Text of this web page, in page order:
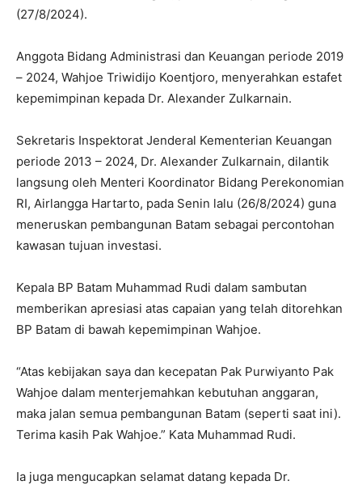
(27/8/2024).
Anggota Bidang Administrasi dan Keuangan periode 2019
– 2024, Wahjoe Triwidijo Koentjoro, menyerahkan estafet
kepemimpinan kepada Dr. Alexander Zulkarnain.
Sekretaris Inspektorat Jenderal Kementerian Keuangan
periode 2013 – 2024, Dr. Alexander Zulkarnain, dilantik
langsung oleh Menteri Koordinator Bidang Perekonomian
RI, Airlangga Hartarto, pada Senin lalu (26/8/2024) guna
meneruskan pembangunan Batam sebagai percontohan
kawasan tujuan investasi.
Kepala BP Batam Muhammad Rudi dalam sambutan
memberikan apresiasi atas capaian yang telah ditorehkan
BP Batam di bawah kepemimpinan Wahjoe.
“Atas kebijakan saya dan kecepatan Pak Purwiyanto Pak
Wahjoe dalam menterjemahkan kebutuhan anggaran,
maka jalan semua pembangunan Batam (seperti saat ini).
Terima kasih Pak Wahjoe.” Kata Muhammad Rudi.
Ia juga mengucapkan selamat datang kepada Dr.